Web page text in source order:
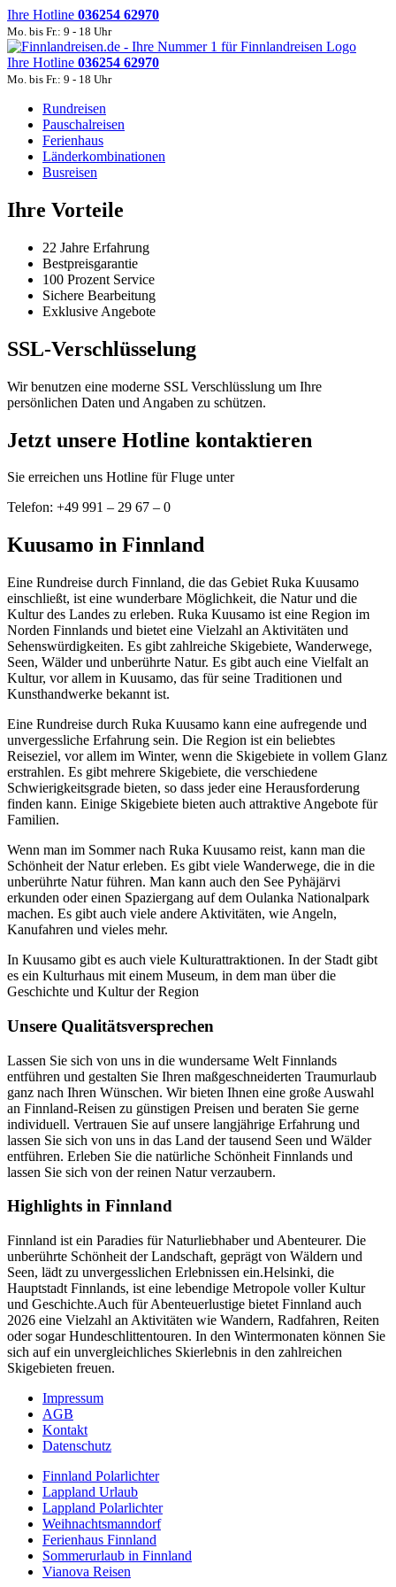
Ihre Hotline 036254 62970
Mo. bis Fr.: 9 - 18 Uhr
Ihre Hotline 036254 62970
Mo. bis Fr.: 9 - 18 Uhr
Rundreisen
Pauschalreisen
Ferienhaus
Länderkombinationen
Busreisen
Ihre Vorteile
22 Jahre Erfahrung
Bestpreisgarantie
100 Prozent Service
Sichere Bearbeitung
Exklusive Angebote
SSL-Verschlüsselung
Wir benutzen eine moderne SSL Verschlüsslung um Ihre
persönlichen Daten und Angaben zu schützen.
Jetzt unsere Hotline kontaktieren
Sie erreichen uns Hotline für Fluge unter
Telefon: +49 991 – 29 67 – 0
Kuusamo in Finnland
Eine Rundreise durch Finnland, die das Gebiet Ruka Kuusamo
einschließt, ist eine wunderbare Möglichkeit, die Natur und die
Kultur des Landes zu erleben. Ruka Kuusamo ist eine Region im
Norden Finnlands und bietet eine Vielzahl an Aktivitäten und
Sehenswürdigkeiten. Es gibt zahlreiche Skigebiete, Wanderwege,
Seen, Wälder und unberührte Natur. Es gibt auch eine Vielfalt an
Kultur, vor allem in Kuusamo, das für seine Traditionen und
Kunsthandwerke bekannt ist.
Eine Rundreise durch Ruka Kuusamo kann eine aufregende und
unvergessliche Erfahrung sein. Die Region ist ein beliebtes
Reiseziel, vor allem im Winter, wenn die Skigebiete in vollem Glanz
erstrahlen. Es gibt mehrere Skigebiete, die verschiedene
Schwierigkeitsgrade bieten, so dass jeder eine Herausforderung
finden kann. Einige Skigebiete bieten auch attraktive Angebote für
Familien.
Wenn man im Sommer nach Ruka Kuusamo reist, kann man die
Schönheit der Natur erleben. Es gibt viele Wanderwege, die in die
unberührte Natur führen. Man kann auch den See Pyhäjärvi
erkunden oder einen Spaziergang auf dem Oulanka Nationalpark
machen. Es gibt auch viele andere Aktivitäten, wie Angeln,
Kanufahren und vieles mehr.
In Kuusamo gibt es auch viele Kulturattraktionen. In der Stadt gibt
es ein Kulturhaus mit einem Museum, in dem man über die
Geschichte und Kultur der Region
Unsere Qualitätsversprechen
Lassen Sie sich von uns in die wundersame Welt Finnlands
entführen und gestalten Sie Ihren maßgeschneiderten Traumurlaub
ganz nach Ihren Wünschen. Wir bieten Ihnen eine große Auswahl
an Finnland-Reisen zu günstigen Preisen und beraten Sie gerne
individuell. Vertrauen Sie auf unsere langjährige Erfahrung und
lassen Sie sich von uns in das Land der tausend Seen und Wälder
entführen. Erleben Sie die natürliche Schönheit Finnlands und
lassen Sie sich von der reinen Natur verzaubern.
Highlights in Finnland
Finnland ist ein Paradies für Naturliebhaber und Abenteurer. Die
unberührte Schönheit der Landschaft, geprägt von Wäldern und
Seen, lädt zu unvergesslichen Erlebnissen ein.Helsinki, die
Hauptstadt Finnlands, ist eine lebendige Metropole voller Kultur
und Geschichte.Auch für Abenteuerlustige bietet Finnland auch
2026 eine Vielzahl an Aktivitäten wie Wandern, Radfahren, Reiten
oder sogar Hundeschlittentouren. In den Wintermonaten können Sie
sich auf ein unvergleichliches Skierlebnis in den zahlreichen
Skigebieten freuen.
Impressum
AGB
Kontakt
Datenschutz
Finnland Polarlichter
Lappland Urlaub
Lappland Polarlichter
Weihnachtsmanndorf
Ferienhaus Finnland
Sommerurlaub in Finnland
Vianova Reisen